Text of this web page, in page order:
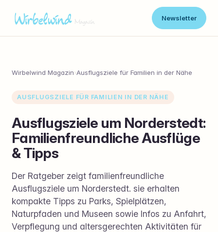
Newsletter
Wirbelwind Magazin›Ausflugsziele für Familien in der Nähe
AUSFLUGSZIELE FÜR FAMILIEN IN DER NÄHE
Ausflugsziele um Norderstedt:
Familienfreundliche Ausflüge
& Tipps
Der Ratgeber zeigt familienfreundliche
Ausflugsziele um Norderstedt. sie erhalten
kompakte Tipps zu Parks, Spielplätzen,
Naturpfaden und Museen sowie Infos zu Anfahrt,
Verpflegung und altersgerechten Aktivitäten für